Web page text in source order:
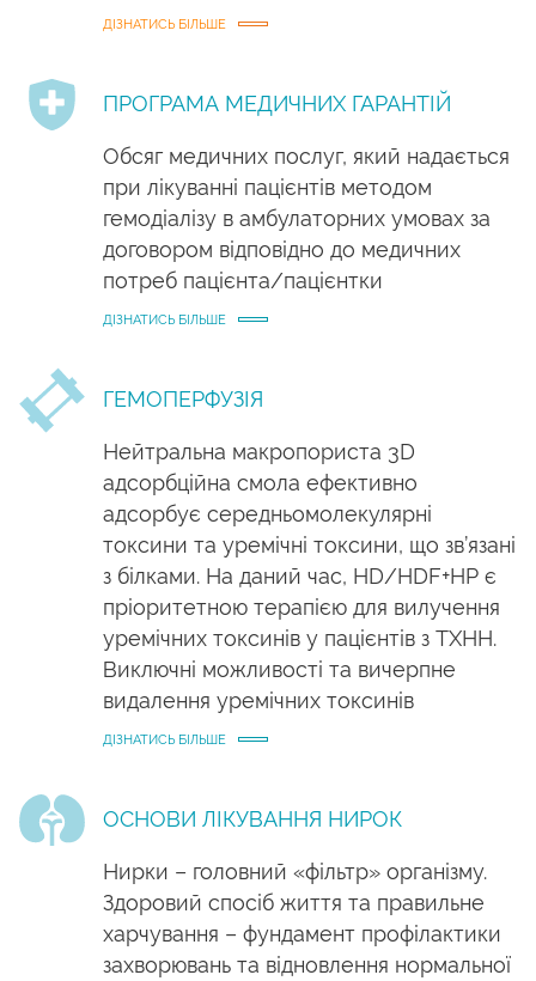
ДІЗНАТИСЬ БІЛЬШЕ
ПРОГРАМА МЕДИЧНИХ ГАРАНТІЙ
Обсяг медичних послуг, який надається
при лікуванні пацієнтів методом
гемодіалізу в амбулаторних умовах за
договором відповідно до медичних
потреб пацієнта/пацієнтки
ДІЗНАТИСЬ БІЛЬШЕ
ГЕМОПЕРФУЗІЯ
Нейтральна макропориста 3D
адсорбційна смола ефективно
адсорбує середньомолекулярні
токсини та уремічні токсини, що зв’язані
з білками. На даний час, HD/HDF+HP є
пріоритетною терапією для вилучення
уремічних токсинів у пацієнтів з ТХНН.
Виключні можливості та вичерпне
видалення уремічних токсинів
ДІЗНАТИСЬ БІЛЬШЕ
ОСНОВИ ЛІКУВАННЯ НИРОК
Нирки – головний «фільтр» організму.
Здоровий спосіб життя та правильне
харчування – фундамент профілактики
захворювань та відновлення нормальної